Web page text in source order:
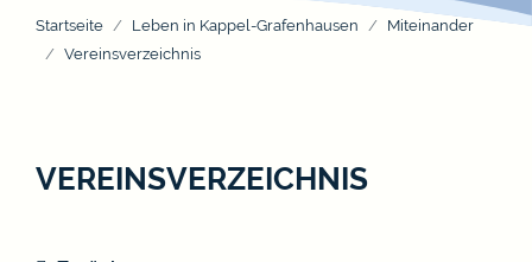
Startseite Leben in Kappel-Grafenhausen
Miteinander
Vereinsverzeichnis
VEREINSVERZEICHNIS